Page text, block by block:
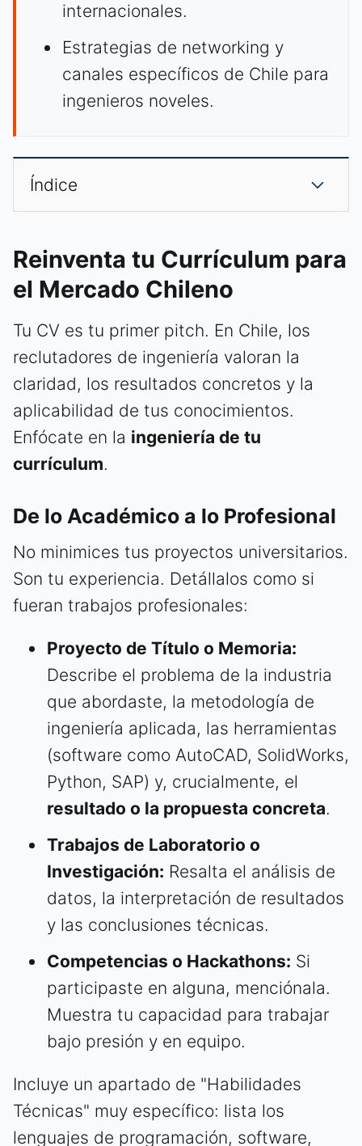
internacionales.
Estrategias de networking y
canales específicos de Chile para
ingenieros noveles.
Índice
Reinventa tu Currículum para
el Mercado Chileno
Tu CV es tu primer pitch. En Chile, los
reclutadores de ingeniería valoran la
claridad, los resultados concretos y la
aplicabilidad de tus conocimientos.
Enfócate en la ingeniería de tu
currículum.
De lo Académico a lo Profesional
No minimices tus proyectos universitarios.
Son tu experiencia. Detállalos como si
fueran trabajos profesionales:
Proyecto de Título o Memoria:
Describe el problema de la industria
que abordaste, la metodología de
ingeniería aplicada, las herramientas
(software como AutoCAD, SolidWorks,
Python, SAP) y, crucialmente, el
resultado o la propuesta concreta.
Trabajos de Laboratorio o
Investigación: Resalta el análisis de
datos, la interpretación de resultados
y las conclusiones técnicas.
Competencias o Hackathons: Si
participaste en alguna, menciónala.
Muestra tu capacidad para trabajar
bajo presión y en equipo.
Incluye un apartado de "Habilidades
Técnicas" muy específico: lista los
lenguajes de programación, software,